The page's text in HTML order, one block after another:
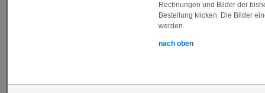
Rechnungen und Bilder der
Bestellung klicken. Die Bilder
werden.
nach oben